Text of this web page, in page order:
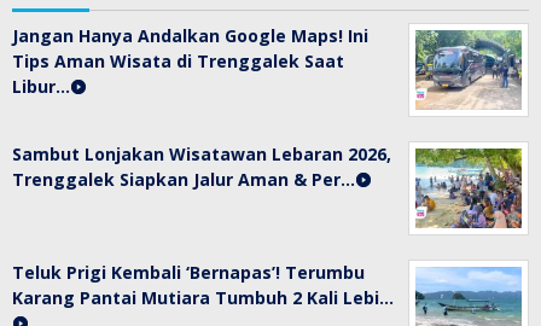
Jangan Hanya Andalkan Google Maps! Ini
Tips Aman Wisata di Trenggalek Saat
Libur…
Sambut Lonjakan Wisatawan Lebaran 2026,
Trenggalek Siapkan Jalur Aman & Per…
Teluk Prigi Kembali ‘Bernapas’! Terumbu
Karang Pantai Mutiara Tumbuh 2 Kali Lebi…